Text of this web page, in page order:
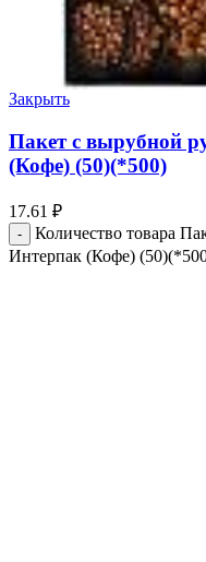
Закрыть
Пакет с вырубной
(Кофе) (50)(*500)
17.61 ₽
Количество товара
Интерпак (Кофе)